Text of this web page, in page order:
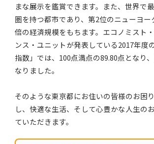
まな展示を鑑賞できます。また、世界で
圏を持つ都市であり、第2位のニューヨー
倍の経済規模をもちます。エコノミスト
ンス・ユニットが発表している2017年度
指数」では、100点満点の89.80点となり
なりました。
そのような東京都にお住いの皆様のお困
し、快適な生活、そして心豊かな人生の
ていただきます。